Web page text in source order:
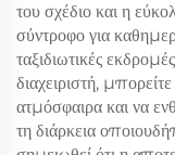
του σχέδιο και η
σύντροφο για
ταξιδιωτικές
διαχειριστή,
ατμόσφαιρα και να
τη διάρκεια